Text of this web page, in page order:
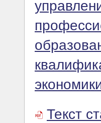
Текст